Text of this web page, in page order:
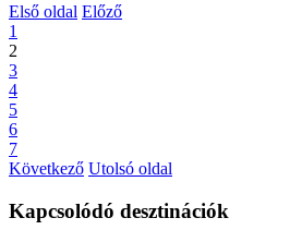
Első oldal Előző
1
2
3
4
5
6
7
Következő Utolsó oldal
Kapcsolódó desztinációk